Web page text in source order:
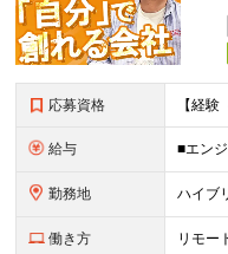
応募資格
給与
勤務地
働き方 リモー